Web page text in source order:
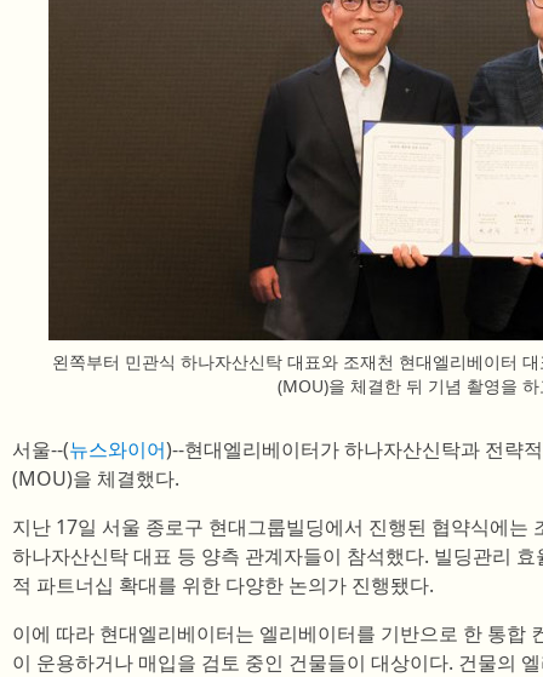
왼쪽부터 민관식 하나자산신탁 대표와 조재천 현대엘리베이터
(MOU)을 체결한 뒤 기념 촬영을
서울--(뉴스와이어)--현대엘리베이터가 하나자산신탁과 전략
(MOU)을 체결했다.
지난 17일 서울 종로구 현대그룹빌딩에서 진행된 협약식에는
하나자산신탁 대표 등 양측 관계자들이 참석했다. 빌딩관리
적 파트너십 확대를 위한 다양한 논의가 진행됐다.
이에 따라 현대엘리베이터는 엘리베이터를 기반으로 한 통합
이 운용하거나 매입을 검토 중인 건물들이 대상이다. 건물의